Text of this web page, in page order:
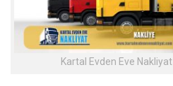
Kartal Evden Eve Nakliyat